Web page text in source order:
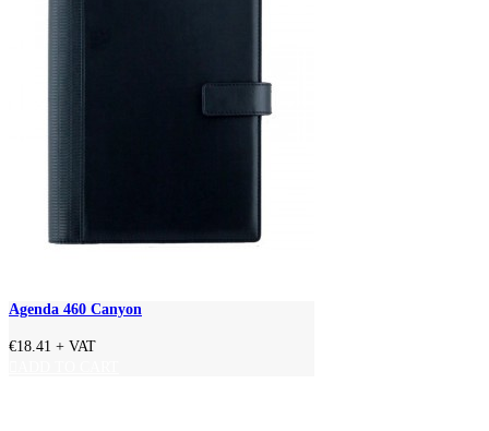
Agenda 460 Canyon
€18.41 + VAT